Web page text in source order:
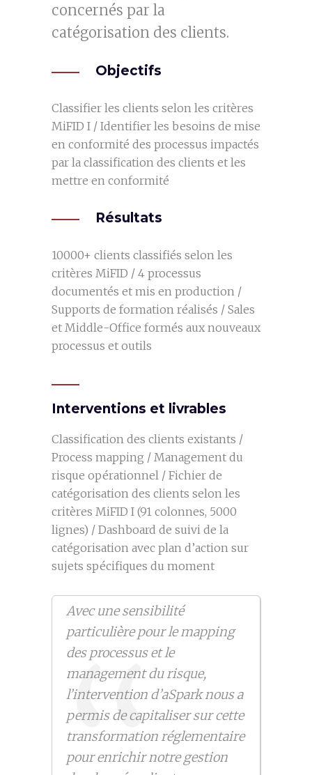
concernés par la
catégorisation des clients.
Objectifs
Classifier les clients selon les critères
MiFID I / Identifier les besoins de mise
en conformité des processus impactés
par la classification des clients et les
mettre en conformité
Résultats
10000+ clients classifiés selon les
critères MiFID / 4 processus
documentés et mis en production /
Supports de formation réalisés / Sales
et Middle-Office formés aux nouveaux
processus et outils
Interventions et livrables
Classification des clients existants /
Process mapping / Management du
risque opérationnel / Fichier de
catégorisation des clients selon les
critères MiFID I (91 colonnes, 5000
lignes) / Dashboard de suivi de la
catégorisation avec plan d’action sur
sujets spécifiques du moment
Avec une sensibilité
particulière pour le mapping
des processus et le
management du risque,
l’intervention d’aSpark nous a
permis de capitaliser sur cette
transformation réglementaire
pour enrichir notre gestion